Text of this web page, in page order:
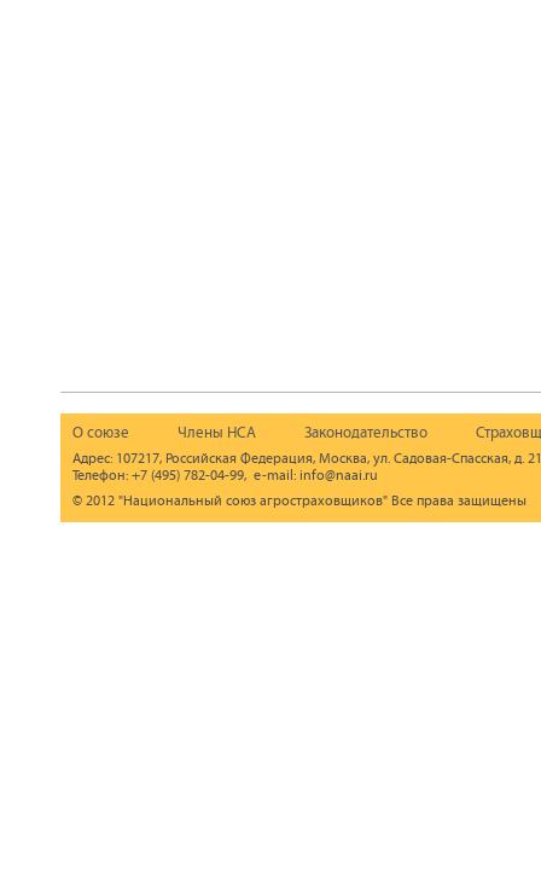
О союзе Члены НСА Законодательство
Адрес: 107217, Российская Федерация, Москва, ул. Садовая-Спасская, д.
Телефон: +7 (495) 782-04-99, e-mail: info@naai.ru
© 2012 "Национальный союз агростраховщиков" Все права защищены